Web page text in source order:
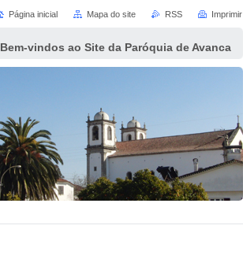
Bem-vindos ao Site da Paróquia de Avanca
Página inicial Mapa do site RSS Imprimir